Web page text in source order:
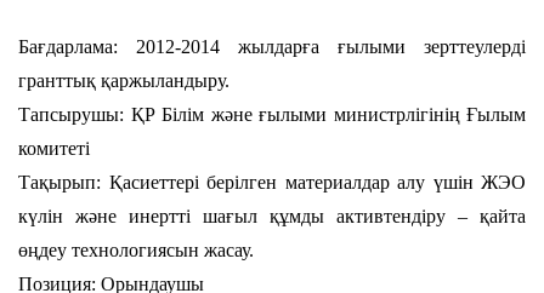
Бағдарлама: 2012-2014 жылдарға ғылыми зерттеулерді
гранттық қаржыландыру.
Тапсырушы: ҚР Білім және ғылыми министрлігінің Ғылым
комитеті
Тақырып: Қасиеттері берілген материалдар алу үшін ЖЭО
күлін және инертті шағыл құмды активтендіру – қайта
өңдеу технологиясын жасау.
Позиция: Орындаушы